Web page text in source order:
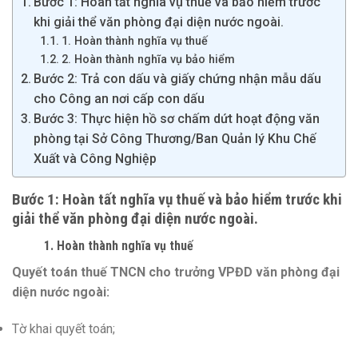
khi giải thể văn phòng đại diện nước ngoài.
1. Hoàn thành nghĩa vụ thuế
2. Hoàn thành nghĩa vụ bảo hiểm
Bước 2: Trả con dấu và giấy chứng nhận mẫu dấu
cho Công an nơi cấp con dấu
Bước 3: Thực hiện hồ sơ chấm dứt hoạt động văn
phòng tại Sở Công Thương/Ban Quản lý Khu Chế
Xuất và Công Nghiệp
Bước 1: Hoàn tất nghĩa vụ thuế và bảo hiểm trước khi
giải thể văn phòng đại diện nước ngoài.
1. Hoàn thành nghĩa vụ thuế
Quyết toán thuế TNCN cho trưởng VPĐD văn phòng đại
diện nước ngoài:
Tờ khai quyết toán;